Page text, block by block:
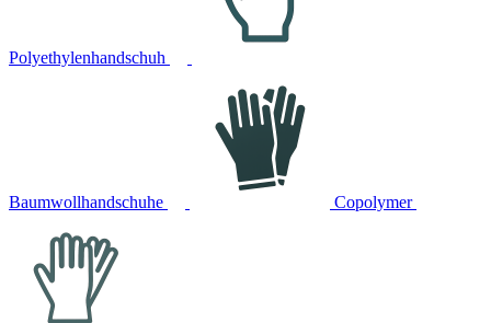
Polyethylenhandschuh
Baumwollhandschuhe Copolymer